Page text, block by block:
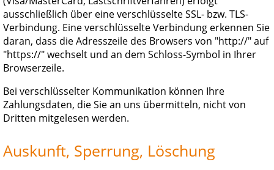
ausschließlich über eine verschlüsselte SSL- bzw. TLS-
Verbindung. Eine verschlüsselte Verbindung erkennen Sie
daran, dass die Adresszeile des Browsers von "http://" auf
"https://" wechselt und an dem Schloss-Symbol in Ihrer
Browserzeile.
Bei verschlüsselter Kommunikation können Ihre
Zahlungsdaten, die Sie an uns übermitteln, nicht von
Dritten mitgelesen werden.
Auskunft, Sperrung, Löschung